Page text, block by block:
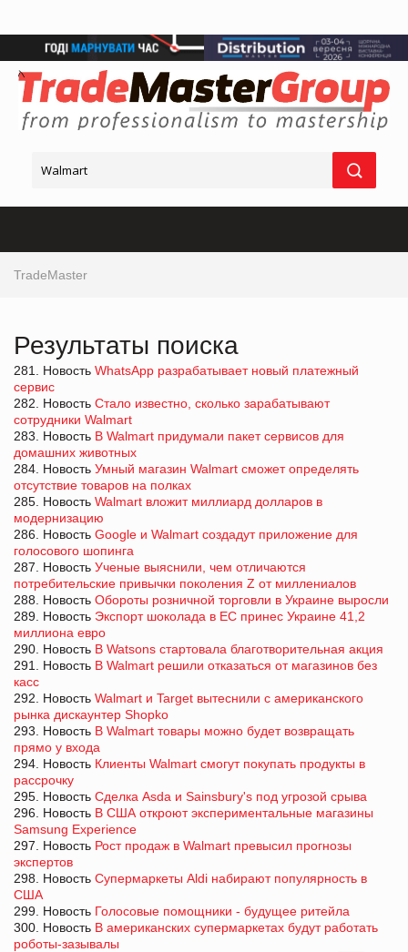
TradeMaster
Результаты поиска
281. Новость WhatsApp разрабатывает новый платежный
сервис
282. Новость Стало известно, сколько зарабатывают
сотрудники Walmart
283. Новость В Walmart придумали пакет сервисов для
домашних животных
284. Новость Умный магазин Walmart сможет определять
отсутствие товаров на полках
285. Новость Walmart вложит миллиард долларов в
модернизацию
286. Новость Google и Walmart создадут приложение для
голосового шопинга
287. Новость Ученые выяснили, чем отличаются
потребительские привычки поколения Z от миллениалов
288. Новость Обороты розничной торговли в Украине выросли
289. Новость Экспорт шоколада в ЕС принес Украине 41,2
миллиона евро
290. Новость В Watsons стартовала благотворительная акция
291. Новость В Walmart решили отказаться от магазинов без
касс
292. Новость Walmart и Target вытеснили с американского
рынка дискаунтер Shopko
293. Новость В Walmart товары можно будет возвращать
прямо у входа
294. Новость Клиенты Walmart смогут покупать продукты в
рассрочку
295. Новость Сделка Asda и Sainsbury's под угрозой срыва
296. Новость В США откроют экспериментальные магазины
Samsung Experience
297. Новость Рост продаж в Walmart превысил прогнозы
экспертов
298. Новость Супермаркеты Aldi набирают популярность в
США
299. Новость Голосовые помощники - будущее ритейла
300. Новость В американских супермаркетах будут работать
роботы-зазывалы